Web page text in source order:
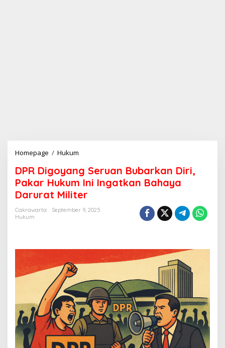
Homepage / Hukum
R
D
i
g
o
S
e
n
B
u
b
a
r
DPR Digoyang Seruan Bubarkan Diri,
Pakar Hukum Ini Ingatkan Bahaya
Darurat Militer
Cakrawarta
September 9, 2025
Hukum